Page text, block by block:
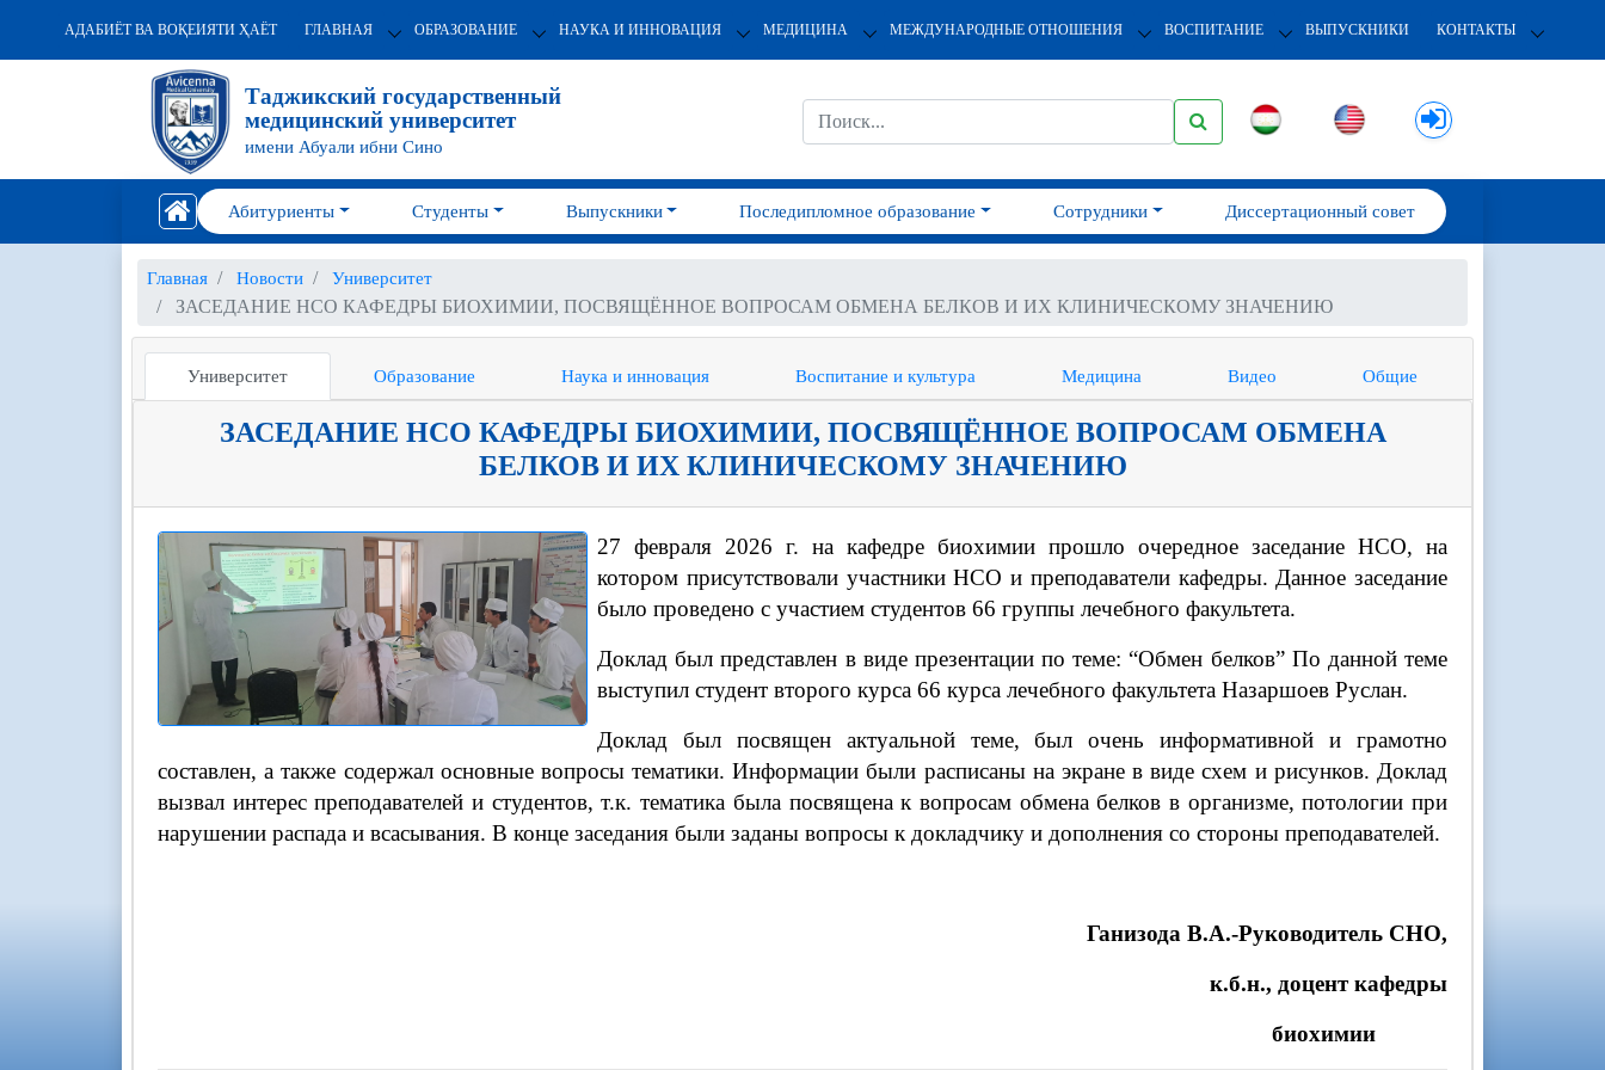
АДАБИЁТ ВА ВОҚЕИЯТИ ҲАЁТ ГЛАВНАЯ ОБРАЗОВАНИЕ НАУКА И ИННОВАЦИЯ МЕДИЦИНА МЕЖДУНАРОДНЫЕ ОТНОШЕНИЯ ВОСПИТАНИЕ ВЫПУСКНИКИ КОНТАКТЫ
Таджикский государственный
медицинский университет
имени Абуали ибни Сино
Абитуриенты Студенты Выпускники Последипломное образование Сотрудники Диссертационный совет
Главная Новости Университет
ЗАСЕДАНИЕ НСО КАФЕДРЫ БИОХИМИИ, ПОСВЯЩЁННОЕ ВОПРОСАМ ОБМЕНА БЕЛКОВ И ИХ КЛИНИЧЕСКОМУ ЗНАЧЕНИЮ
Университет Образование Наука и инновация Воспитание и культура Медицина Видео Общие
ЗАСЕДАНИЕ НСО КАФЕДРЫ БИОХИМИИ, ПОСВЯЩЁННОЕ ВОПРОСАМ ОБМЕНА
БЕЛКОВ И ИХ КЛИНИЧЕСКОМУ ЗНАЧЕНИЮ
27 февраля 2026 г. на кафедре биохимии прошло очередное заседание НСО, на
котором присутствовали участники НСО и преподаватели кафедры. Данное заседание
было проведено с участием студентов 66 группы лечебного факультета.
Доклад был представлен в виде презентации по теме: “Обмен белков” По данной теме
выступил студент второго курса 66 курса лечебного факультета Назаршоев Руслан.
Доклад был посвящен актуальной теме, был очень информативной и грамотно
составлен, а также содержал основные вопросы тематики. Информации были расписаны на экране в виде схем и рисунков. Доклад
вызвал интерес преподавателей и студентов, т.к. тематика была посвящена к вопросам обмена белков в организме, потологии при
нарушении распада и всасывания. В конце заседания были заданы вопросы к докладчику и дополнения со стороны преподавателей.
Ганизода В.А.-Руководитель СНО,
к.б.н., доцент кафедры
биохимии